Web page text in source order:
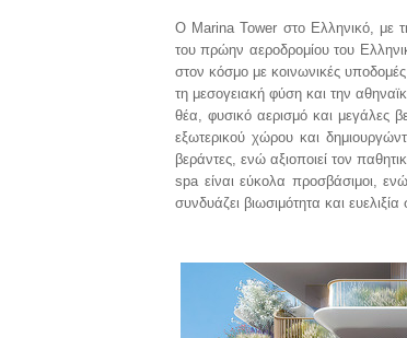
Ο Marina Tower στο Ελληνικό, με
του πρώην αεροδρομίου του
στον κόσμο με κοινωνικές
τη μεσογειακή φύση και την
θέα, φυσικό αερισμό και μεγάλες
εξωτερικού χώρου και
βεράντες, ενώ αξιοποιεί τον
spa είναι εύκολα προσβάσιμοι,
συνδυάζει βιωσιμότητα και